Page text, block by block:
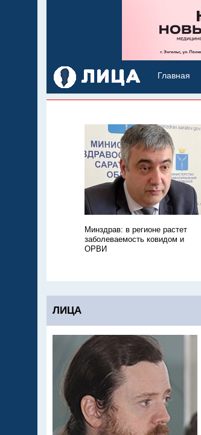
Главная
Минздрав: в регионе растет
заболеваемость ковидом и
ОРВИ
ЛИЦА